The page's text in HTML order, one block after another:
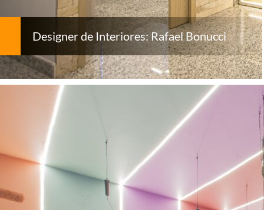
Designer de Interiores: Rafael Bonucci